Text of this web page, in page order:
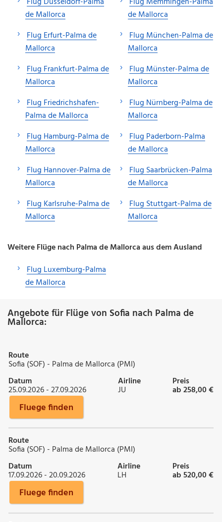
de Mallorca
Flug Erfurt-Palma de
Mallorca
Flug Frankfurt-Palma de
Mallorca
Flug Friedrichshafen-
Palma de Mallorca
Flug Hamburg-Palma de
Mallorca
Flug Hannover-Palma de
Mallorca
Flug Karlsruhe-Palma de
Mallorca
de Mallorca
Flug München-Palma de
Mallorca
Flug Münster-Palma de
Mallorca
Flug Nürnberg-Palma de
Mallorca
Flug Paderborn-Palma
de Mallorca
Flug Saarbrücken-Palma
de Mallorca
Flug Stuttgart-Palma de
Mallorca
Weitere Flüge nach Palma de Mallorca aus dem Ausland
Flug Luxemburg-Palma
de Mallorca
Angebote für Flüge von Sofia nach Palma de
Mallorca:
Route
Sofia (SOF) - Palma de Mallorca (PMI)
Datum
25.09.2026 - 27.09.2026
Airline
JU
Preis
ab 258,00 €
Fluege finden
Route
Sofia (SOF) - Palma de Mallorca (PMI)
Datum
17.09.2026 - 20.09.2026
Airline
LH
Preis
ab 520,00 €
Fluege finden